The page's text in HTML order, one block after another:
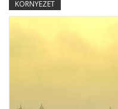
KÖRNYEZET